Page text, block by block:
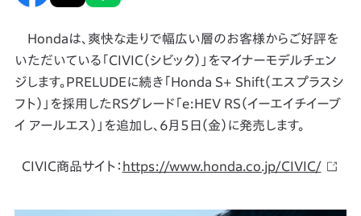
Hondaは、爽快な走りで幅広い層のお客様からご好評を
いただいている「CIVIC（シビック）」をマイナーモデルチェン
ジします。PRELUDEに続き「Honda S+ Shift（エスプラスシ
フト）」を採用したRSグレード「e:HEV RS（イーエイチイーブ
イ アールエス）」を追加し、6月5日（金）に発売します。
CIVIC商品サイト： https://www.honda.co.jp/CIVIC/